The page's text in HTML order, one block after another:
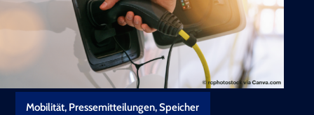
Mobilität, Pressemitteilungen, Speicher